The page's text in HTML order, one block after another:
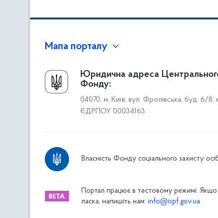
Мапа порталу
Про Фонд
Керівництво
Структура Фонду
Територіальні відділення
Дніпропетровське відділення
Житомирське відділення
Закарпатське відділення
Юридична адреса
Фонду:
04070, м. Київ, вул. Фролівська, буд. 6/8,
ЄДРПОУ 00034163
Власність Фонду соціального захисту осіб
Портал працює в тестовому режимі. Якщо
ласка, напишіть нам: info@ispf.gov.ua